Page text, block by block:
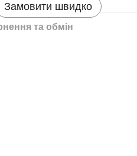
Замовити швидко
та обмін